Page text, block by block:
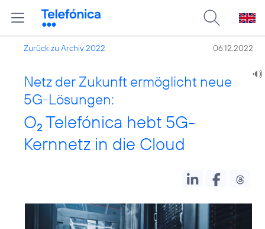
Zurück zu Archiv 2022 06.12.2022
Netz der Zukunft ermöglicht neue
5G-Lösungen:
O2 Telefónica hebt 5G-
Kernnetz in die Cloud